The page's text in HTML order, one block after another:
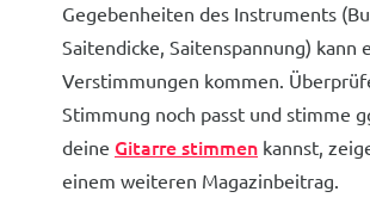
Gegebenheiten des Instruments
Saitendicke, Saitenspannung) kann
Verstimmungen kommen.
Stimmung noch passt und stimme
deine Gitarre stimmen kannst,
einem weiteren Magazinbeitrag.